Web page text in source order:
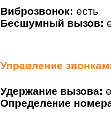
Виброзвонок: есть
Бесшумный вызов:
Управление
Удержание вызова:
Определение